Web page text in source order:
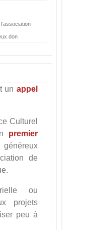
don
un appel
Culturel
premier
de
ou
projets
peu à